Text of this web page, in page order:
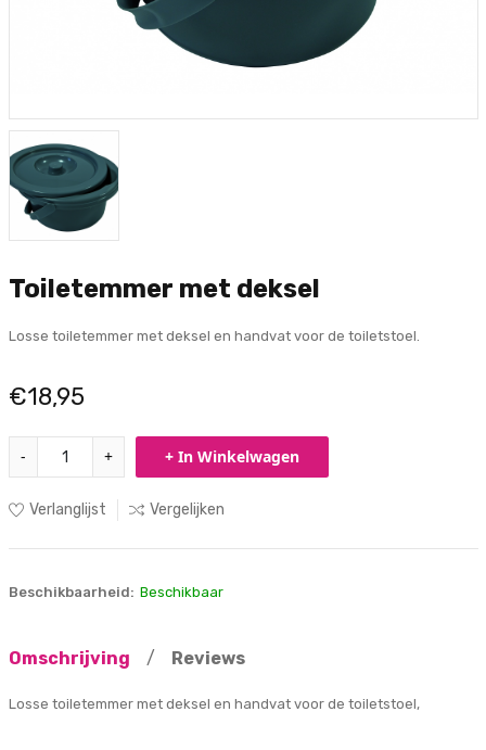
Toiletemmer met deksel
Losse toiletemmer met deksel en handvat voor de toiletstoel.
€18,95
- + + In Winkelwagen
Verlanglijst Vergelijken
Beschikbaarheid: Beschikbaar
Omschrijving / Reviews
Losse toiletemmer met deksel en handvat voor de toiletstoel,